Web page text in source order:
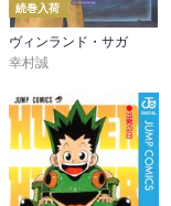
続巻入荷
ヴィンランド・サガ
幸村誠